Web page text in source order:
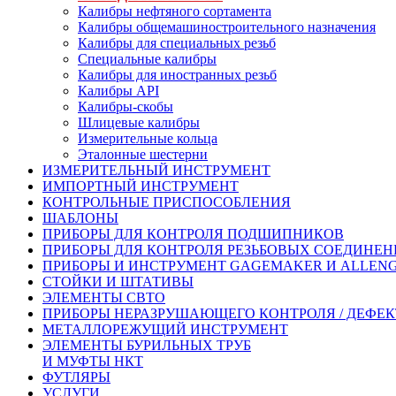
Калибры нефтяного сортамента
Калибры общемашиностроительного назначения
Калибры для специальных резьб
Специальные калибры
Калибры для иностранных резьб
Калибры API
Калибры-скобы
Шлицевые калибры
Измерительные кольца
Эталонные шестерни
ИЗМЕРИТЕЛЬНЫЙ ИНСТРУМЕНТ
ИМПОРТНЫЙ ИНСТРУМЕНТ
КОНТРОЛЬНЫЕ ПРИСПОСОБЛЕНИЯ
ШАБЛОНЫ
ПРИБОРЫ ДЛЯ КОНТРОЛЯ ПОДШИПНИКОВ
ПРИБОРЫ ДЛЯ КОНТРОЛЯ РЕЗЬБОВЫХ
ПРИБОРЫ И ИНСТРУМЕНТ GAGEMAKER И
СТОЙКИ И ШТАТИВЫ
ЭЛЕМЕНТЫ СВТО
ПРИБОРЫ НЕРАЗРУШАЮЩЕГО КОНТРОЛЯ /
МЕТАЛЛОРЕЖУЩИЙ ИНСТРУМЕНТ
ЭЛЕМЕНТЫ БУРИЛЬНЫХ ТРУБ
И МУФТЫ НКТ
ФУТЛЯРЫ
УСЛУГИ